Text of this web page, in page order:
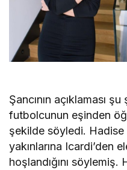
Şancının açıklaması
futbolcunun eşinden
şekilde söyledi.
yakınlarına Icardi’den
hoşlandığını söylemiş.